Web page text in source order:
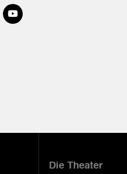
Die Theater